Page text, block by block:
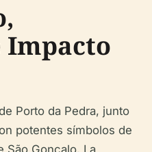
Impacto
Porto da Pedra, junto
potentes símbolos de